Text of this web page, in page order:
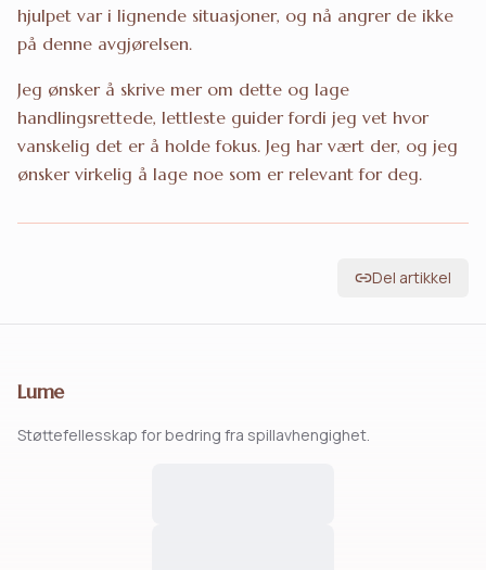
hjulpet var i lignende situasjoner, og nå angrer de ikke
på denne avgjørelsen.
Jeg ønsker å skrive mer om dette og lage
handlingsrettede, lettleste guider fordi jeg vet hvor
vanskelig det er å holde fokus. Jeg har vært der, og jeg
ønsker virkelig å lage noe som er relevant for deg.
Del artikkel
Lume
Støttefellesskap for bedring fra spillavhengighet.